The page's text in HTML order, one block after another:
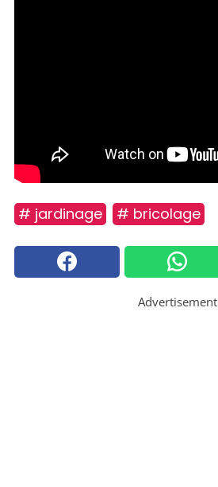
# jardinage # bricolage
Advertisement